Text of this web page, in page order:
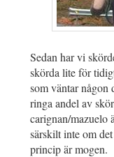
Sedan har vi
skörda lite för
som väntar någon
ringa andel av
carignan/mazuelo
särskilt inte om
princip är mogen.